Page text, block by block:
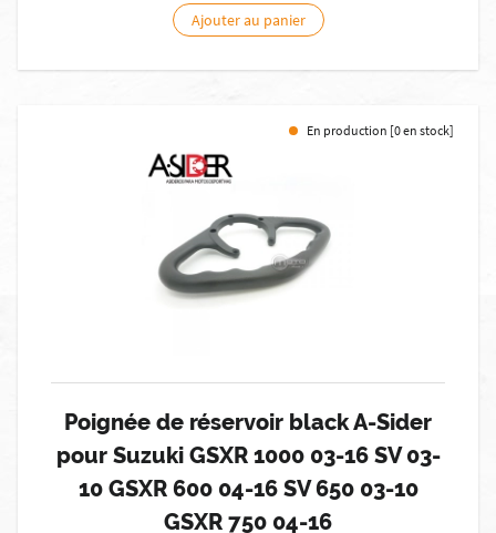
Ajouter au panier
En production [0 en stock]
Poignée de réservoir black A-Sider
pour Suzuki GSXR 1000 03-16 SV 03-
10 GSXR 600 04-16 SV 650 03-10
GSXR 750 04-16